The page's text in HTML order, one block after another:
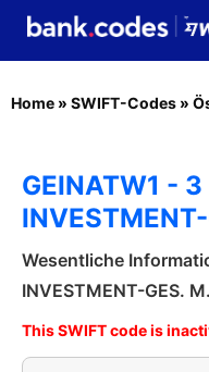
Home » SWIFT-Codes »
GEINATW1 -
Wesentliche
INVESTMENT-GES.
This SWIFT code is